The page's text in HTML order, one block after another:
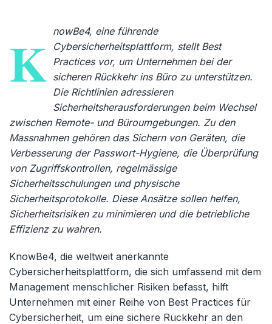
K nowBe4, eine führende
Cybersicherheitsplattform, stellt Best
Practices vor, um Unternehmen bei der
sicheren Rückkehr ins Büro zu unterstützen.
Die Richtlinien adressieren
Sicherheitsherausforderungen beim Wechsel
zwischen Remote- und Büroumgebungen. Zu den
Massnahmen gehören das Sichern von Geräten, die
Verbesserung der Passwort-Hygiene, die Überprüfung
von Zugriffskontrollen, regelmässige
Sicherheitsschulungen und physische
Sicherheitsprotokolle. Diese Ansätze sollen helfen,
Sicherheitsrisiken zu minimieren und die betriebliche
Effizienz zu wahren.
KnowBe4, die weltweit anerkannte
Cybersicherheitsplattform, die sich umfassend mit dem
Management menschlicher Risiken befasst, hilft
Unternehmen mit einer Reihe von Best Practices für
Cybersicherheit, um eine sichere Rückkehr an den